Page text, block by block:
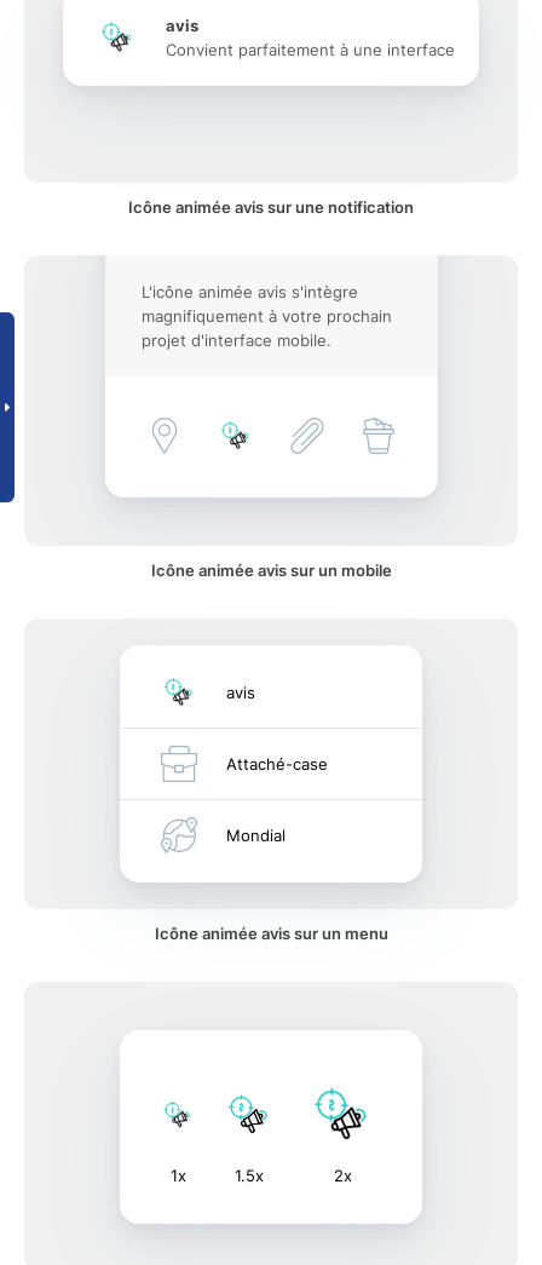
avis
Convient parfaitement à une interface
Icône animée avis sur une notification
L'icône animée avis s'intègre
magnifiquement à votre prochain
projet d'interface mobile.
Icône animée avis sur un mobile
avis
Attaché-case
Mondial
Icône animée avis sur un menu
1x 1.5x 2x